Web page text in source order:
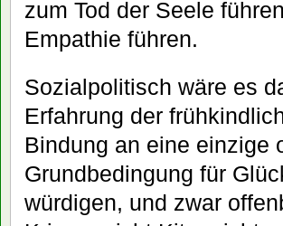
zum Tod der Seele
Empathie führen.
Sozialpolitisch wäre es
Erfahrung der
Bindung an eine einzige
Grundbedingung für
würdigen, und zwar